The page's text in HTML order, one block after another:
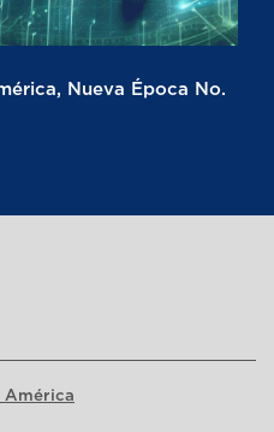
Nueva Época No.
América